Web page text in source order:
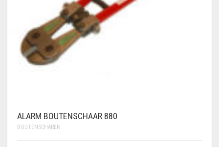
ALARM BOUTENSCHAAR 880
BOUTENSCHAREN